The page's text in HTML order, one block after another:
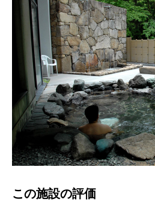
この施設の評価